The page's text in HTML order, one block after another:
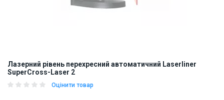
Лазерний рівень перехресний автоматичний Laserliner
SuperCross-Laser 2
Оцінити товар